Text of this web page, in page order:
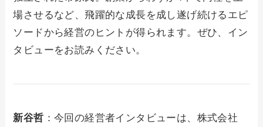
場させるなど、飛躍的な成長を成し遂げ続けるエピ
ソードから経営のヒントが得られます。ぜひ、イン
タビューをお読みください。
新谷哲 ：今回の経営者インタビューは、株式会社